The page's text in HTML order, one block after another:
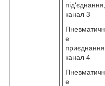
під'єднання,
канал 3
Пневматичн
е
приєднання,
канал 4
Пневматичн
е